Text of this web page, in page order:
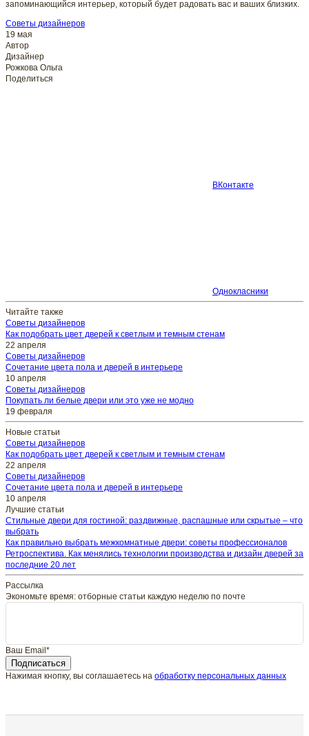
запоминающийся интерьер, который будет радовать вас и ваших близких.
Советы дизайнеров
19 мая
Автор
Дизайнер
Рожкова Ольга
Поделиться
ВКонтакте
Однокласники
Читайте также
Советы дизайнеров
Как подобрать цвет дверей к светлым и темным стенам
22 апреля
Советы дизайнеров
Сочетание цвета пола и дверей в интерьере
10 апреля
Советы дизайнеров
Покупать ли белые двери или это уже не модно
19 февраля
Новые статьи
Советы дизайнеров
Как подобрать цвет дверей к светлым и темным стенам
22 апреля
Советы дизайнеров
Сочетание цвета пола и дверей в интерьере
10 апреля
Лучшие статьи
Стильные двери для гостиной: раздвижные, распашные или скрытые – что
выбрать
Как правильно выбрать межкомнатные двери: советы профессионалов
Ретроспектива. Как менялись технологии производства и дизайн дверей за
последние 20 лет
Рассылка
Экономьте время: отборные статьи каждую неделю по почте
Ваш Email*
Подписаться
Нажимая кнопку, вы соглашаетесь на обработку персональных данных